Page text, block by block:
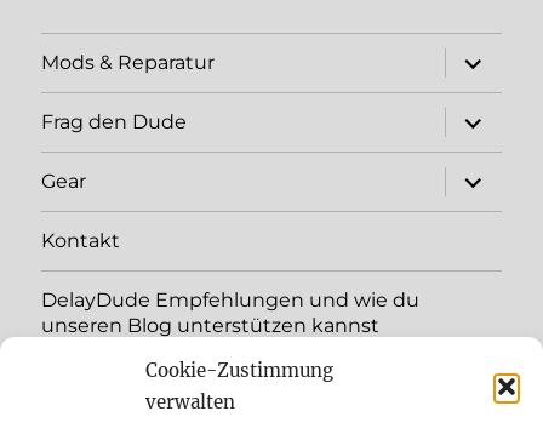
Cookie-Zustimmung
verwalten
Mods & Reparatur
expand
child
menu
Frag den Dude
expand
child
menu
Gear
expand
child
menu
Kontakt
DelayDude Empfehlungen und wie du
unseren Blog unterstützen kannst
expand
child